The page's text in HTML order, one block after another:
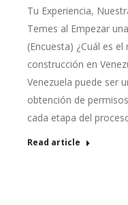
Tu Experiencia,
Temes al Empezar
(Encuesta) ¿Cuál es
construcción en
Venezuela puede ser
obtención de
cada etapa del
Read article